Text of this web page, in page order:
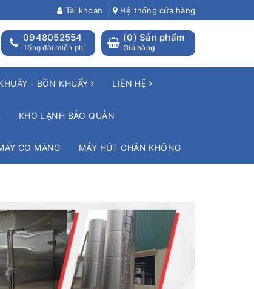
Tài khoản Hệ thống cửa hàng
(0) Sản phẩm
Giỏ hàng
0948052554
Tổng đài miễn phí
- BỒN KHUẤY LIÊN HỆ
KHO LẠNH BẢO QUẢN
CO MÀNG MÁY HÚT CHÂN KHÔNG